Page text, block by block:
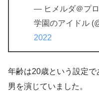
— ヒメルダ＠プ
学園のアイドル
2022
年齢は20歳という設定
男を演じていました。